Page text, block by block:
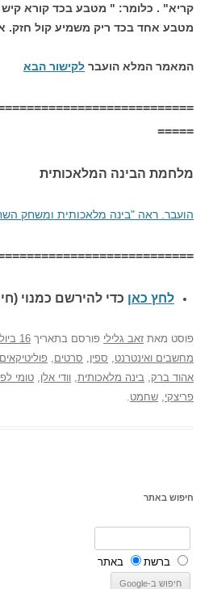
קריא" . כלומר: " מטבע בכד קורא
מטבע אחד בכד ריק משמיע קול חזק.
המאמר המלא הועבר לקישור הבא
=====
מלחמת הבינה המלאכותית
הועבר. ראה "בינה מלאכותית ומשחק
לחץ כאן כדי להירשם כמנוי
פוסט מאת זאב גלילי פורסם בתאריך 16 ביולי 2004
מחשבים ואינטרנט
ספין סרטים פוליטיקאים
אהוד ברק בינה מלאכותית וודי אלן טומי
פריצקי שחמט
חיפוש באתר
ברשת באתר